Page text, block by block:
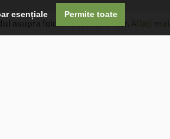
esențiale Permite toate
asupra folosirii cookie-urilor. Aflați